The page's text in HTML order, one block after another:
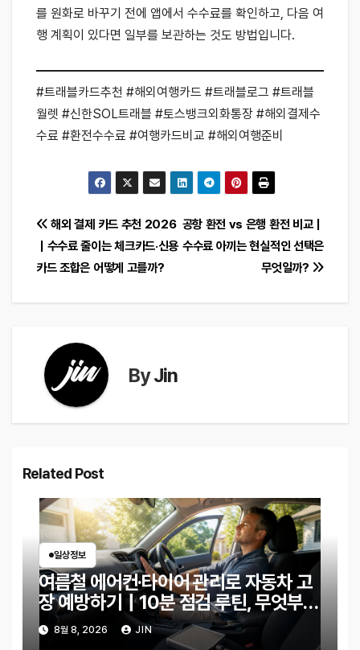
를 원화로 바꾸기 전에 앱에서 수수료를 확인하고, 다음 여
행 계획이 있다면 일부를 보관하는 것도 방법입니다.
#트래블카드추천 #해외여행카드 #트래블로그 #트래블
월렛 #신한SOL트래블 #토스뱅크외화통장 #해외결제수
수료 #환전수수료 #여행카드비교 #해외여행준비
글
탐
색
공항 환전 vs 은행 환전 비교｜
수수료 아끼는 현실적인 선택은
무엇일까?
해외 결제 카드 추천 2026
｜수수료 줄이는 체크카드·신용
카드 조합은 어떻게 고를까?
ByJin
Related Post
일상정보
여름철 에어컨·타이어 관리로 자동차 고
장 예방하기｜10분 점검 루틴, 무엇부터
확인할까?
8월 8, 2026 JIN